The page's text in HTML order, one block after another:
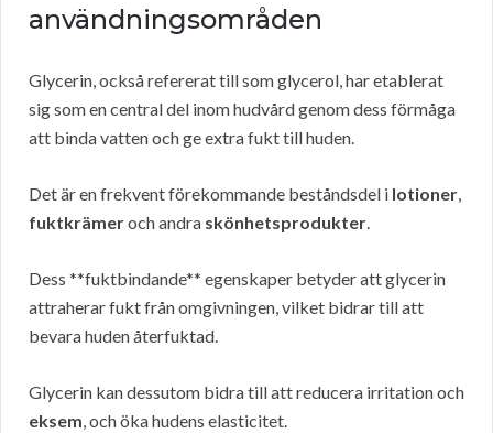
användningsområden
Glycerin, också refererat till som glycerol, har etablerat
sig som en central del inom hudvård genom dess förmåga
att binda vatten och ge extra fukt till huden.
Det är en frekvent förekommande beståndsdel i lotioner,
fuktkrämeroch andra skönhetsprodukter.
Dess **fuktbindande** egenskaper betyder att glycerin
attraherar fukt från omgivningen, vilket bidrar till att
bevara huden återfuktad.
Glycerin kan dessutom bidra till att reducera irritation och
eksem, och öka hudens elasticitet.